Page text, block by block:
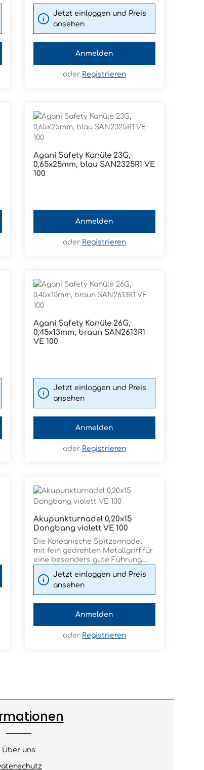
Jetzt einloggen und Preis
ansehen
Anmelden
oder Registrieren
Agani Safety Kanüle 23G,
0,65x25mm, blau SAN2325R1 VE
100
Anmelden
oder Registrieren
um die Anzahl zu
den gewünschten Wert ein
Produkt Anzahl: Gib den
Pckg.
Agani Safety Kanüle 26G,
0,45x13mm, braun SAN2613R1
VE 100
Jetzt einloggen und Preis
ansehen
Anmelden
oder Registrieren
Produkt Anzahl: Gib den
Pckg.
Akupunkturnadel 0,20x15
Dongbang violett VE 100
Die Koreanische Spitzennadel
mit fein gedrehten Metallgriff für
eine besonders gute Führung.
geeignet. Silikonbeschichtet.
Jetzt einloggen und Preis
ansehen
Anmelden
oder Registrieren
Über uns